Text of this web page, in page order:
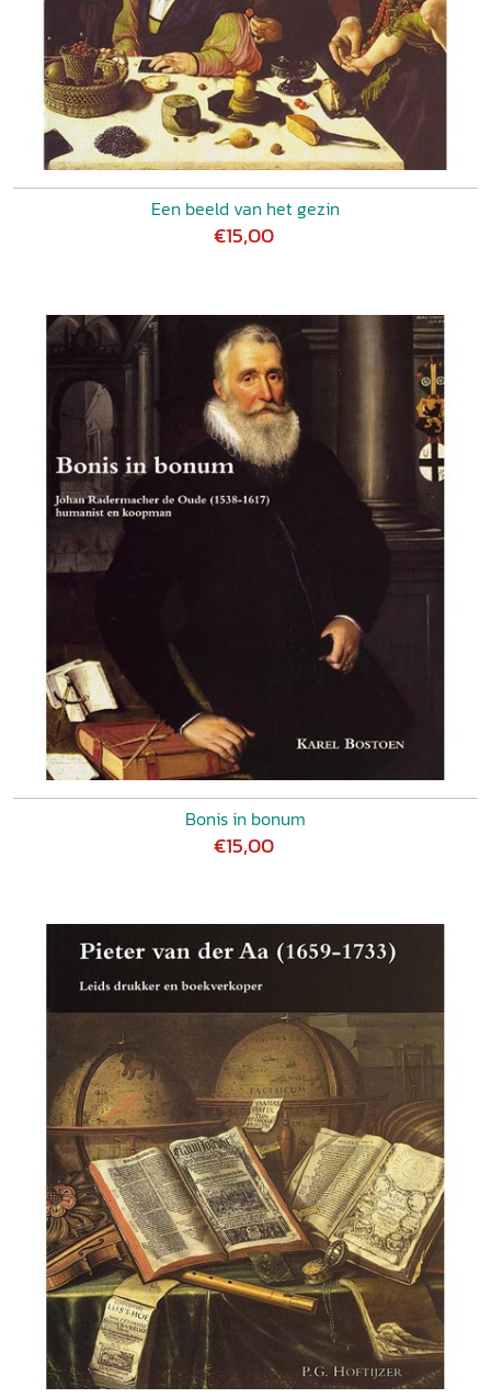
Een beeld van het gezin
€15,00
Bonis in bonum
€15,00